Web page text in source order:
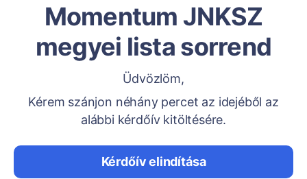
Momentum JNKSZ
megyei lista sorrend
Üdvözlöm,
Kérem szánjon néhány percet az idejéből az
alábbi kérdőív kitöltésére.
Kérdőív elindítása